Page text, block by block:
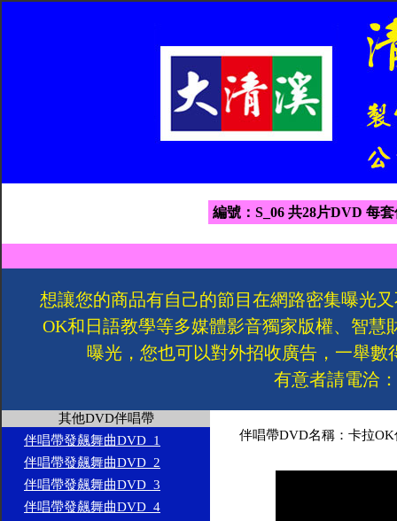
編號：S_06 共28片DVD 每
想讓您的商品有自己的節目在網路密集曝光
OK和日語教學等多媒體影音獨家版權、智
曝光，您也可以對外招收廣告，一舉
有意者請電洽
其他DVD伴唱帶
伴唱帶發飆舞曲DVD_1
伴唱帶發飆舞曲DVD_2
伴唱帶發飆舞曲DVD_3
伴唱帶發飆舞曲DVD_4
伴唱帶DVD名稱：卡拉